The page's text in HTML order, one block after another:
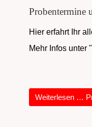
Probentermine
Hier erfahrt Ihr
Mehr Infos unter
Weiterlesen …